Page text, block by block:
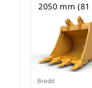
2050 mm
Bredd